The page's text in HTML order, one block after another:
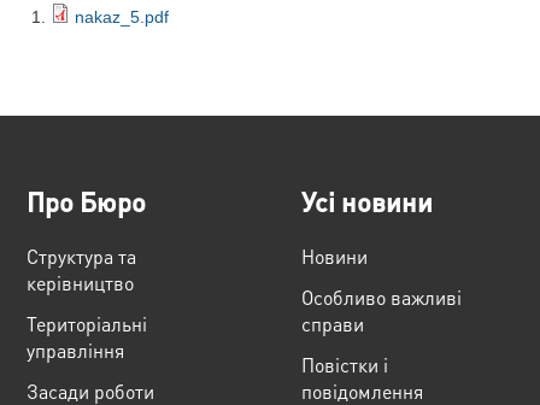
nakaz_5.pdf
Про Бюро
Структура та
керівництво
Територіальні
управління
Засади роботи
Усі новини
Новини
Особливо важливі
справи
Повістки і
повідомлення